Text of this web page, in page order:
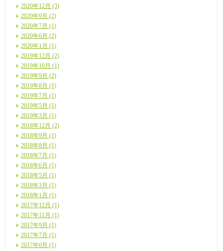
2020年12月 (3)
2020年9月 (2)
2020年7月 (1)
2020年6月 (2)
2020年1月 (1)
2019年12月 (2)
2019年10月 (1)
2019年9月 (2)
2019年8月 (1)
2019年7月 (1)
2019年5月 (1)
2019年3月 (1)
2018年12月 (2)
2018年9月 (1)
2018年8月 (1)
2018年7月 (1)
2018年6月 (1)
2018年5月 (1)
2018年3月 (1)
2018年1月 (1)
2017年12月 (1)
2017年11月 (1)
2017年9月 (1)
2017年7月 (1)
2017年6月 (1)